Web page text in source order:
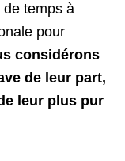
de temps à
pour
considérons
de leur part,
leur plus pur